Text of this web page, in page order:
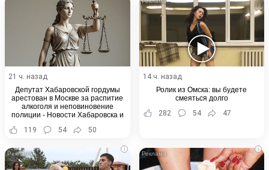
21 ч. назад
Депутат Хабаровской гордумы
арестован в Москве за распитие
алкоголя и неповиновение
полиции - Новости Хабаровска и
119 54 50
14 ч. назад
Ролик из Омска: вы будете
смеяться долго
282
54 47
i i